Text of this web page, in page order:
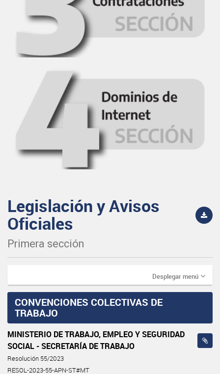
Legislación y Avisos
Oficiales
Primera sección
Desplegar menú
CONVENCIONES COLECTIVAS DE
TRABAJO
MINISTERIO DE TRABAJO, EMPLEO Y SEGURIDAD
SOCIAL - SECRETARÍA DE TRABAJO
Resolución 55/2023
RESOL-2023-55-APN-ST#MT